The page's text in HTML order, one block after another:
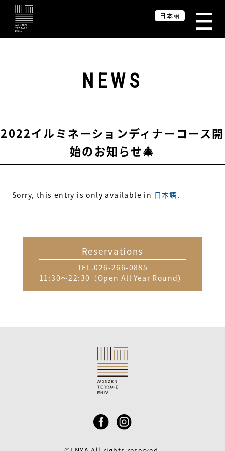
日本語
NEWS
2022イルミネーションディナーコース開
始のお知らせ🎄
Sorry, this entry is only available in 日本語.
Reservations
TEL.026-266-0885
11:30～22:30（Open All Year Round）